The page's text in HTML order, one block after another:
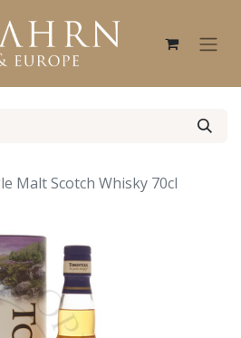
Malt Scotch Whisky 70cl